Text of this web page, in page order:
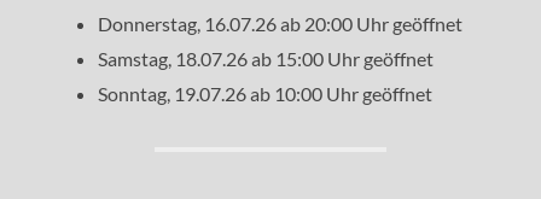
Donnerstag, 16.07.26 ab 20:00 Uhr geöffnet
Samstag, 18.07.26 ab 15:00 Uhr geöffnet
Sonntag, 19.07.26 ab 10:00 Uhr geöffnet